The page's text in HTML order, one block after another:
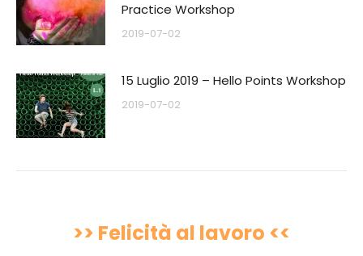
Practice Workshop
2019-07-02
15 Luglio 2019 – Hello Points Workshop
2019-07-02
>> Felicità al lavoro <<